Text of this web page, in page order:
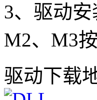
3、驱动
M2、M3
驱动下载